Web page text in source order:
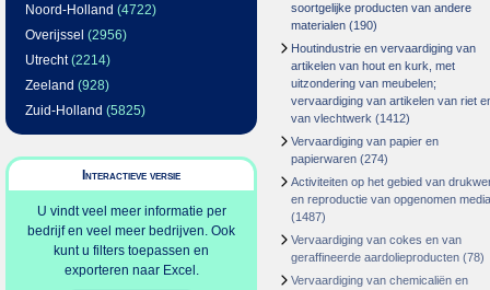
Noord-Holland (4722)
Overijssel (2956)
Utrecht(2214)
Zeeland (928)
Zuid-Holland (5825)
Interactieve versie
U vindt veel meer informatie per
bedrijf en veel meer bedrijven. Ook
kunt u filters toepassen en
exporteren naar Excel.
soortgelijke producten van andere
materialen (190)
Houtindustrie en vervaardiging van
artikelen van hout en kurk, met
uitzondering van meubelen;
vervaardiging van artikelen van riet
van vlechtwerk (1412)
Vervaardiging van papier en
papierwaren (274)
Activiteiten op het gebied van
en reproductie van opgenomen media
(1487)
Vervaardiging van cokes en van
geraffineerde aardolieproducten (78)
Vervaardiging van chemicaliën en